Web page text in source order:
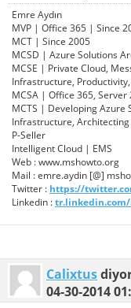
Emre Aydın
MVP | Office 365 | Since
MCT | Since 2005
MCSD | Azure Solutions
MCSE | Private Cloud,
Infrastructure,
MCSA | Office 365,
MCTS | Developing Azure
Infrastructure,
P-Seller
Intelligent Cloud | EMS
Web : www.mshowto.org
Mail : emre.aydin [@]
Twitter : https://
Linkedin :
Calixtus
04-30-2014